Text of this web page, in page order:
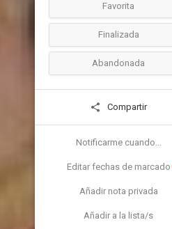
Favorita
Finalizada
Abandonada
Compartir
Notificarme cuando...
Editar fechas de marcado
Añadir nota privada
Añadir a la lista/s